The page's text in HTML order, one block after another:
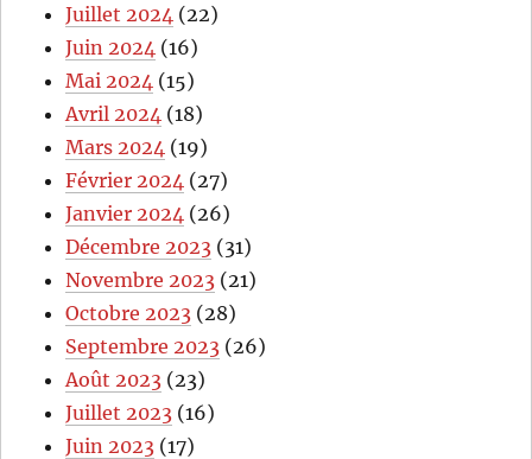
Juillet 2024 (22)
Juin 2024 (16)
Mai 2024 (15)
Avril 2024 (18)
Mars 2024 (19)
Février 2024 (27)
Janvier 2024 (26)
Décembre 2023 (31)
Novembre 2023 (21)
Octobre 2023 (28)
Septembre 2023 (26)
Août 2023 (23)
Juillet 2023 (16)
Juin 2023 (17)